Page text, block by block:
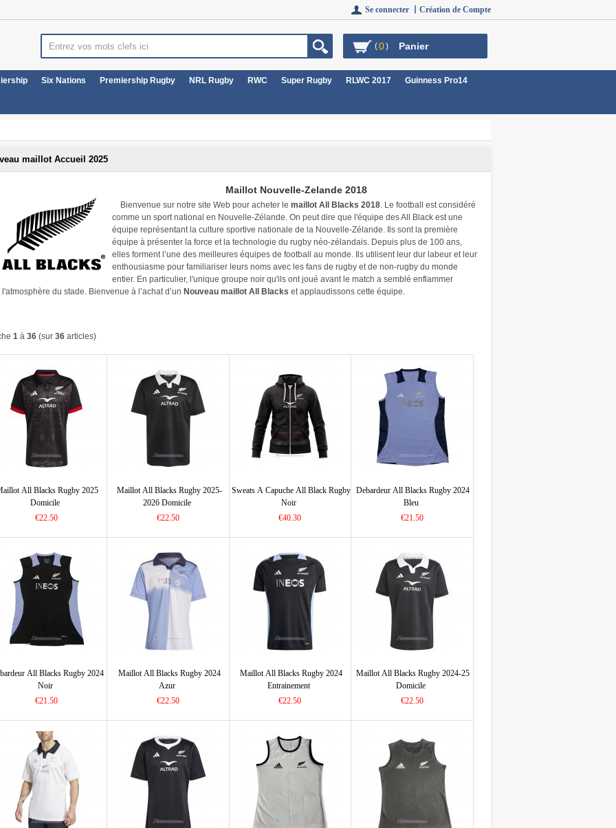
Se connecter 丨 Création de Compte
(0) Panier
Six Nations Premiership Rugby NRL Rugby RWC Super Rugby RLWC 2017 Guinness Pro14
maillot Accueil 2025
Maillot Nouvelle-Zelande 2018
Bienvenue sur notre site Web pour acheter le maillot All Blacks 2018. Le football est considéré
comme un sport national en Nouvelle-Zélande. On peut dire que l'équipe des All Black est une
équipe représentant la culture sportive nationale de la Nouvelle-Zélande. Ils sont la première
équipe à présenter la force et la technologie du rugby néo-zélandais. Depuis plus de 100 ans,
elles forment l’une des meilleures équipes de football au monde. Ils utilisent leur dur labeur et leur
enthousiasme pour familiariser leurs noms avec les fans de rugby et de non-rugby du monde
entier. En particulier, l'unique groupe noir qu'ils ont joué avant le match a semblé enflammer
l'atmosphère du stade. Bienvenue à l’achat d’un Nouveau maillot All Blacks et applaudissons cette équipe.
1 à 36 (sur 36 articles)
All Blacks Rugby 2025
Domicile
€22.50
Maillot All Blacks Rugby 2025-
2026 Domicile
€22.50
Sweats A Capuche All Black Rugby
Noir
€40.30
Debardeur All Blacks Rugby 2024
Bleu
€21.50
All Blacks Rugby 2024
Noir
€21.50
Maillot All Blacks Rugby 2024
Azur
€22.50
Maillot All Blacks Rugby 2024
Entrainement
€22.50
Maillot All Blacks Rugby 2024-25
Domicile
€22.50